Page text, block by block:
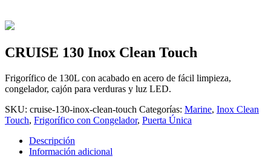
CRUISE 130 Inox Clean Touch
Frigorífico de 130L con acabado en acero de fácil limpieza,
congelador, cajón para verduras y luz LED.
SKU: cruise-130-inox-clean-touch Categorías: Marine, Inox Clean
Touch, Frigorífico con Congelador, Puerta Única
Descripción
Información adicional